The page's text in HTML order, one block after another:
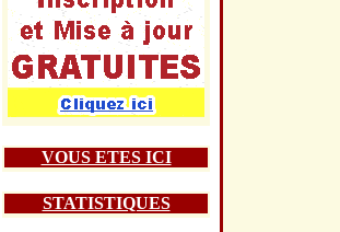
VOUS ETES ICI
STATISTIQUES